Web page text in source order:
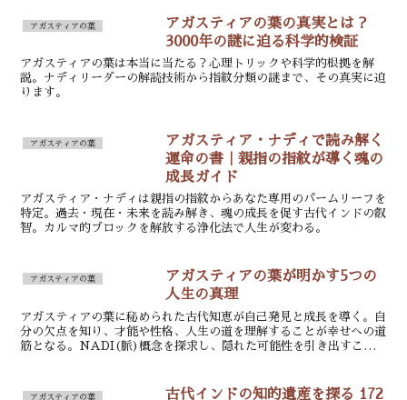
アガスティアの葉
アガスティアの葉の真実とは？
3000年の謎に迫る科学的検証
アガスティアの葉は本当に当たる？心理トリックや科学的根拠を解
説。ナディリーダーの解読技術から指紋分類の謎まで、その真実に迫
ります。
アガスティアの葉
アガスティア・ナディで読み解く
運命の書｜親指の指紋が導く魂の
成長ガイド
アガスティア・ナディは親指の指紋からあなた専用のパームリーフを
特定。過去・現在・未来を読み解き、魂の成長を促す古代インドの叡
智。カルマ的ブロックを解放する浄化法で人生が変わる。
アガスティアの葉
アガスティアの葉が明かす5つの
人生の真理
アガスティアの葉に秘められた古代知恵が自己発見と成長を導く。自
分の欠点を知り、才能や性格、人生の道を理解することが幸せへの道
筋となる。NADI(脈)概念を探求し、隠れた可能性を引き出すこと
アガスティアの葉
古代インドの知的遺産を探る 172